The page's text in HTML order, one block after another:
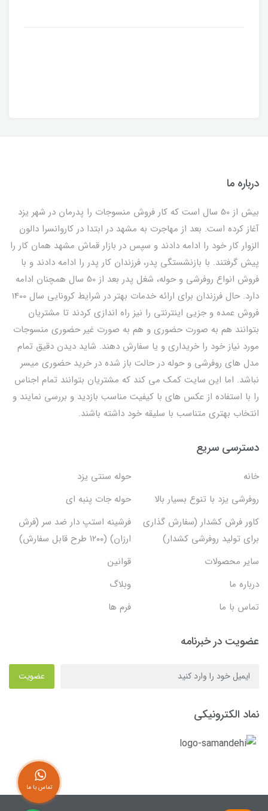
درباره ما
بیش از 50 سال است که کار فروش منسوجات را پدرمان در شهر یزد
آغاز کرده است. بعد از مهاجرت به مشهد در ابتدا در کاروانسرا دالون
الزوار کار خود را ادامه دادند و سپس در بازار قماش مشهد همان کار را
پیش گرفتند. با بازنشستگی پدر، فرزندان کار پدر را ادامه دادند و با
فروش انواع روفرشی و حوله، شغل پدر بعد از 50 سال همچنان ادامه
دارد. حال فرزندان برای ارائه خدمات بهتر در شرایط کرونایی سال 1400
فروش عمده و جزیی اینترنتی را نیز راه اندازی کردند تا مشتریان
بتوانند هم به صورت حضوری و هم به صورت غیر حضوری منسوجات
مورد نیاز خود را خریداری و یا سفارش دهند. شاید دیدن دقیق تمام
مدل های روفرشی و حوله در حالت باز شده در خرید حضوری میسر
نباشد. اما این سایت کمک می کند که مشتریان بتوانند تمام اجناس
را با استفاده از عکس های با کیفیت مناسب بازدید و بررسی نمایند و
انتخاب بهتری متناسب با سلیقه خود داشته باشند.
دسترسی سریع
خانه
حوله سنتی یزد
روفرشی یزد با تنوع بسیار بالا
حوله جات پنبه ای
کاور فرش کشدار (سفارش گذاری
برای تولید روفرشی کشدار)
فرشینه استپ دار ضد سر (فرش
ارزان) (۱۲۰۰ طرح قابل سفارش)
سایر محصولات
قوانین
درباره ما
وبلاگ
تماس با ما
فرم ها
عضویت در خبرنامه
عضویت
نماد الکترونیکی
تماس با ما